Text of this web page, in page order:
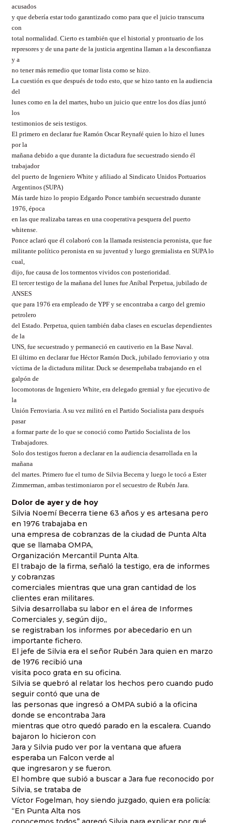
acusados
y que debería estar todo garantizado como para que el juicio transcurra
con
total normalidad. Cierto es también que el historial y prontuario de los
represores y de una parte de la justicia argentina llaman a la desconfianza
y a
no tener más remedio que tomar lista como se hizo.
La cuestión es que después de todo esto, que se hizo tanto en la audiencia
del
lunes como en la del martes, hubo un juicio que entre los dos días juntó
los
testimonios de seis testigos.
El primero en declarar fue Ramón Oscar Reynafé quien lo hizo el lunes
por la
mañana debido a que durante la dictadura fue secuestrado siendo él
trabajador
del puerto de Ingeniero White y afiliado al Sindicato Unidos Portuarios
Argentinos (SUPA)
Más tarde hizo lo propio Edgardo Ponce también secuestrado durante
1976, época
en las que realizaba tareas en una cooperativa pesquera del puerto
whitense.
Ponce aclaró que él colaboró con la llamada resistencia peronista, que fue
militante político peronista en su juventud y luego gremialista en SUPA lo
cual,
dijo, fue causa de los tormentos vividos con posterioridad.
El tercer testigo de la mañana del lunes fue Aníbal Perpetua, jubilado de
ANSES
que para 1976 era empleado de YPF y se encontraba a cargo del gremio
petrolero
del Estado. Perpetua, quien también daba clases en escuelas dependientes
de la
UNS, fue secuestrado y permaneció en cautiverio en la Base Naval.
El último en declarar fue Héctor Ramón Duck, jubilado ferroviario y otra
víctima de la dictadura militar. Duck se desempeñaba trabajando en el
galpón de
locomotoras de Ingeniero White, era delegado gremial y fue ejecutivo de
la
Unión Ferroviaria. A su vez militó en el Partido Socialista para después
pasar
a formar parte de lo que se conoció como Partido Socialista de los
Trabajadores.
Solo dos testigos fueron a declarar en la audiencia desarrollada en la
mañana
del martes. Primero fue el turno de Silvia Becerra y luego le tocó a Ester
Zimmerman, ambas testimoniaron por el secuestro de Rubén Jara.
Dolor de ayer y de hoy
Silvia Noemí Becerra tiene 63 años y es artesana pero
en 1976 trabajaba en
una empresa de cobranzas de la ciudad de Punta Alta
que se llamaba OMPA,
Organización Mercantil Punta Alta.
El trabajo de la firma, señaló la testigo, era de informes
y cobranzas
comerciales mientras que una gran cantidad de los
clientes eran militares.
Silvia desarrollaba su labor en el área de Informes
Comerciales y, según dijo,,
se registraban los informes por abecedario en un
importante fichero.
El jefe de Silvia era el señor Rubén Jara quien en marzo
de 1976 recibió una
visita poco grata en su oficina.
Silvia se quebró al relatar los hechos pero cuando pudo
seguir contó que una de
las personas que ingresó a OMPA subió a la oficina
donde se encontraba Jara
mientras que otro quedó parado en la escalera. Cuando
bajaron lo hicieron con
Jara y Silvia pudo ver por la ventana que afuera
esperaba un Falcon verde al
que ingresaron y se fueron.
El hombre que subió a buscar a Jara fue reconocido por
Silvia, se trataba de
Víctor Fogelman, hoy siendo juzgado, quien era policía:
“En Punta Alta nos